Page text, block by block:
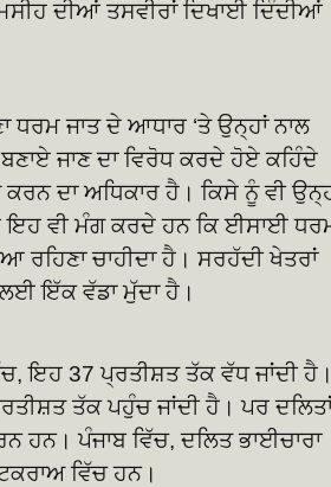
ਦੀਆਂ ਤਸਵੀਰਾਂ ਦਿਖਾਈ ਦਿੰਦੀਆਂ
ਧਰਮ ਜਾਤ ਦੇ ਆਧਾਰ ‘ਤੇ ਉਨ੍ਹਾਂ ਨਾਲ
ਜਾਣ ਦਾ ਵਿਰੋਧ ਕਰਦੇ ਹੋਏ ਕਹਿੰਦੇ
ਦਾ ਅਧਿਕਾਰ ਹੈ। ਕਿਸੇ ਨੂੰ ਵੀ
ਇਹ ਵੀ ਮੰਗ ਕਰਦੇ ਹਨ ਕਿ ਈਸਾਈ
ਰਹਿਣਾ ਚਾਹੀਦਾ ਹੈ। ਸਰਹੱਦੀ ਖੇਤਰਾਂ
ਇੱਕ ਵੱਡਾ ਮੁੱਦਾ ਹੈ।
ਇਹ 37 ਪ੍ਰਤੀਸ਼ਤ ਤੱਕ ਵੱਧ ਜਾਂਦੀ ਹੈ।
ਤੱਕ ਪਹੁੰਚ ਜਾਂਦੀ ਹੈ। ਪਰ
ਹਨ। ਪੰਜਾਬ ਵਿੱਚ, ਦਲਿਤ ਭਾਈਚਾਰਾ
ਵਿੱਚ ਹਨ।